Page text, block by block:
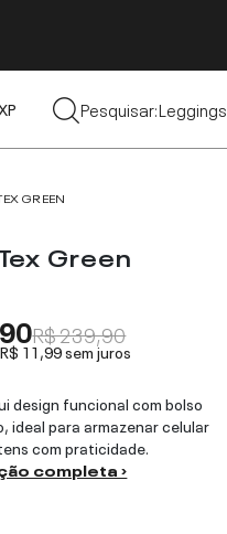
Pesquisar:
Tops
Leggings
GREEN
Green
R$ 239,90
R$ 11,99sem juros
design funcional com bolso
ideal para armazenar celular
com praticidade.
completa ›